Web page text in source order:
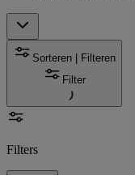
Sorteren | Filteren
Filter
Filters